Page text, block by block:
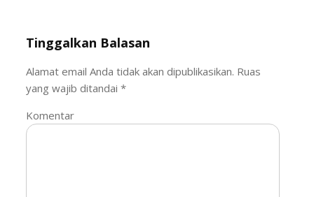
Tinggalkan Balasan
Alamat email Anda tidak akan dipublikasikan. Ruas
yang wajib ditandai*
Komentar